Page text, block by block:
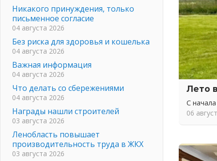
Лето
С
06
Никакого принуждения, только
письменное согласие
04 августа 2026
Без риска для здоровья и кошелька
04 августа 2026
Важная информация
04 августа 2026
Что делать со сбережениями
04 августа 2026
Награды нашли строителей
03 августа 2026
Ленобласть повышает
производительность труда в ЖКХ
03 августа 2026